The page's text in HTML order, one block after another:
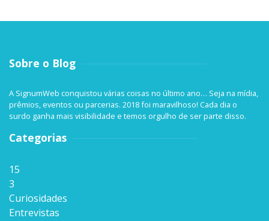
Sobre o Blog
A SignumWeb conquistou várias coisas no último ano… Seja na mídia,
prêmios, eventos ou parcerias. 2018 foi maravilhoso! Cada dia o
surdo ganha mais visibilidade e temos orgulho de ser parte disso.
Categorias
15
3
Curiosidades
Entrevistas